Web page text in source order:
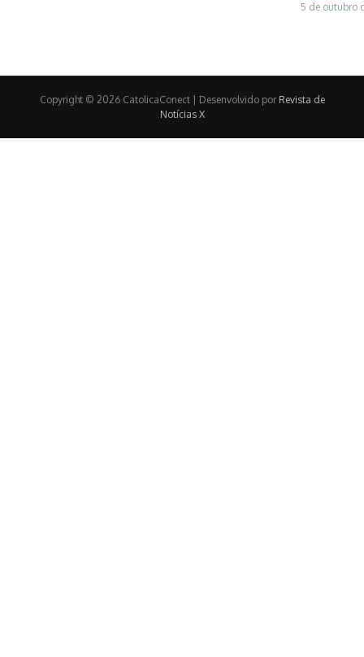
5 de outubro
Copyright © 2026 CatolicaConect | Desenvolvido por Revista de
Notícias X